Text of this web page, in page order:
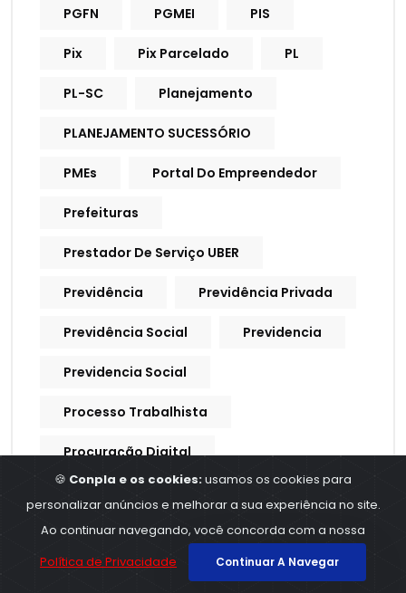
PGFN PGMEI PIS
Pix Pix Parcelado PL
PL-SC Planejamento
PLANEJAMENTO SUCESSÓRIO
PMEs Portal Do Empreendedor
Prefeituras
Prestador De Serviço UBER
Previdência Previdência Privada
Previdência Social Previdencia
Previdencia Social
Processo Trabalhista
Procuração Digital
Produtividade Produtores Rurais
Produtos E Serviços
Profissionais Contábeis
🍪 Conpla e os cookies:usamos os cookies para
personalizar anúncios e melhorar a sua experiência no site.
Ao continuar navegando, você concorda com a nossa
Política de Privacidade
Continuar A Navegar